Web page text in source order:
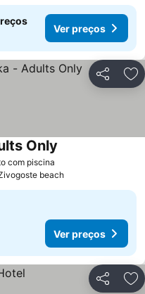
Ver preços
Partilhar
com piscina
Only
beach
Ver preços
Partilhar